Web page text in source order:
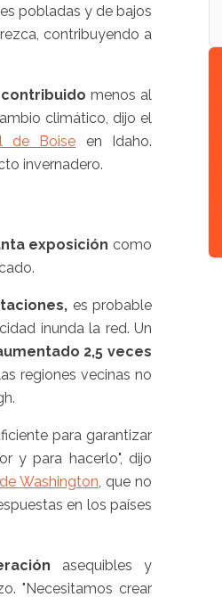
pobladas y de bajos
contribuyendo a
menos al
climático, dijo el
de Boise en Idaho.
invernadero.
exposición como
es probable
inunda la red. Un
2,5 veces
regiones vecinas no
para garantizar
y para hacerlo", dijo
Washington, que no
en los países
asequibles y
"Necesitamos crear